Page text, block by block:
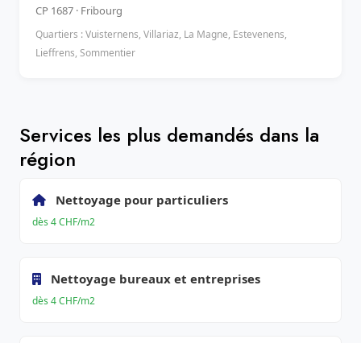
CP 1687 · Fribourg
Quartiers : Vuisternens, Villariaz, La Magne, Estevenens,
Lieffrens, Sommentier
Services les plus demandés dans la
région
Nettoyage pour particuliers
dès 4 CHF/m2
Nettoyage bureaux et entreprises
dès 4 CHF/m2